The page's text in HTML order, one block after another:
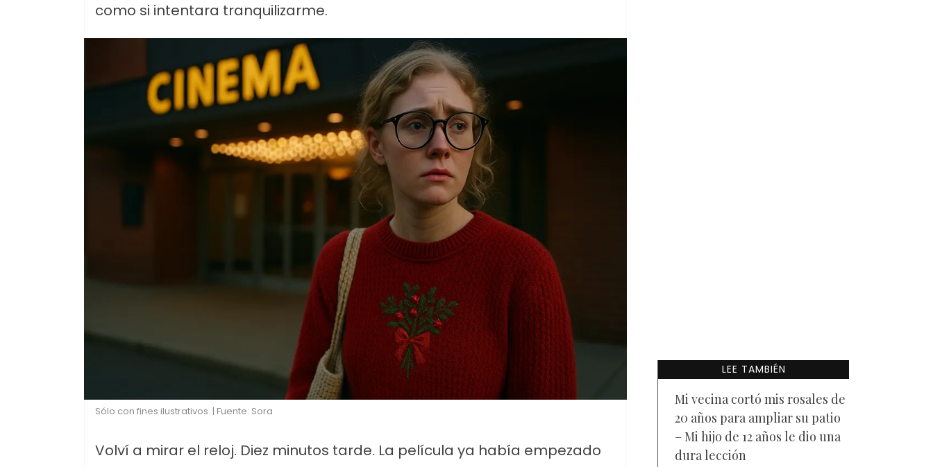
como si intentara tranquilizarme.
Sólo con fines ilustrativos. | Fuente: Sora
Volví a mirar el reloj. Diez minutos tarde. La película ya había empezado
LEE TAMBIÉN
Mi vecina cortó mis rosales de
20 años para ampliar su patio
– Mi hijo de 12 años le dio una
dura lección